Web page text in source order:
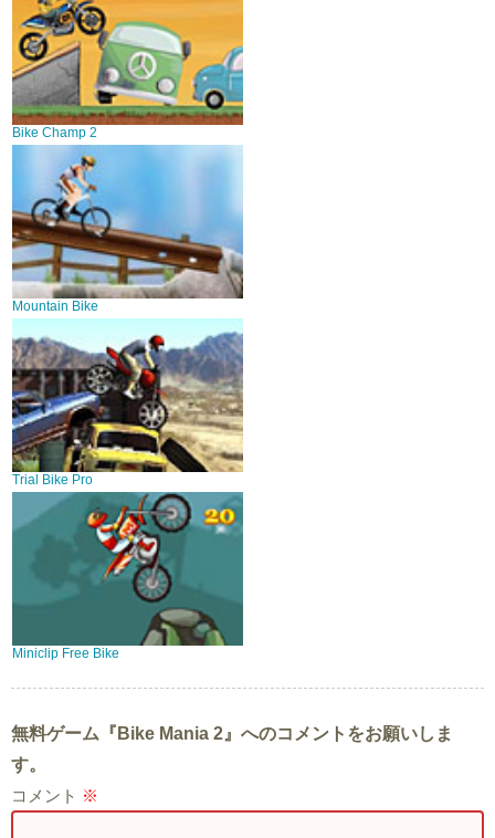
Bike Champ 2
Mountain Bike
Trial Bike Pro
Miniclip Free Bike
無料ゲーム『Bike Mania 2』へのコメントをお願いしま
す。
コメント ※